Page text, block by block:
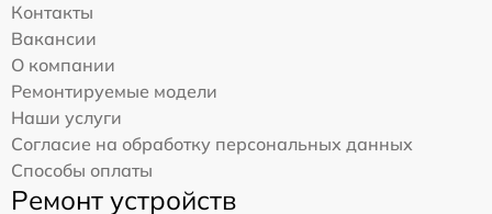
Контакты
Вакансии
О компании
Ремонтируемые модели
Наши услуги
Согласие на обработку персональных данных
Способы оплаты
Ремонт устройств